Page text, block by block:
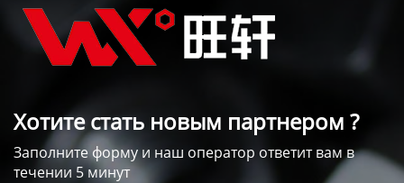
Хотите стать новым партнером ?
Заполните форму и наш оператор ответит вам в
течении 5 минут